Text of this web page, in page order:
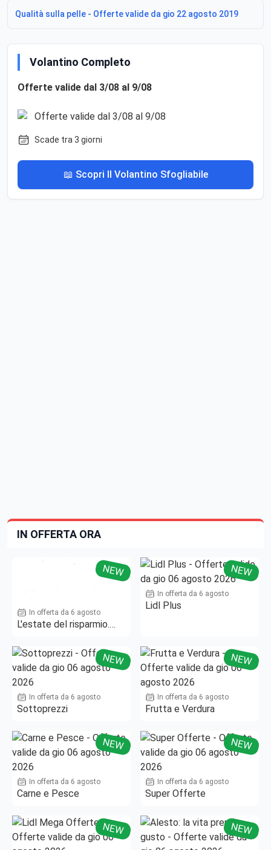
Qualità sulla pelle - Offerte valide da gio 22 agosto 2019
Volantino Completo
Offerte valide dal 3/08 al 9/08
Scade tra 3 giorni
📖 Scopri Il Volantino Sfogliabile
IN OFFERTA ORA
NEW
In offerta da 6 agosto
L'estate del risparmio.
NEW
In offerta da 6 agosto
Lidl Plus
NEW
In offerta da 6 agosto
Sottoprezzi
NEW
In offerta da 6 agosto
Frutta e Verdura
NEW
In offerta da 6 agosto
Carne e Pesce
NEW
In offerta da 6 agosto
Super Offerte
NEW NEW